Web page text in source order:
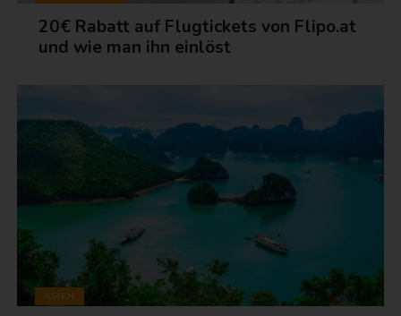
20€ Rabatt auf Flugtickets von Flipo.at
und wie man ihn einlöst
ASIEN